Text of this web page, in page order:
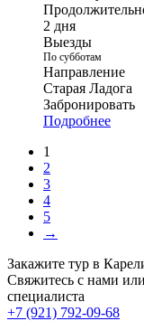
2 дня
Выезды
По субботам
Направление
Старая Ладога
Забронировать
Подробнее
1
2
3
4
5
→
Закажите тур в
Свяжитесь с нами
специалиста
+7 (921) 792-09-68